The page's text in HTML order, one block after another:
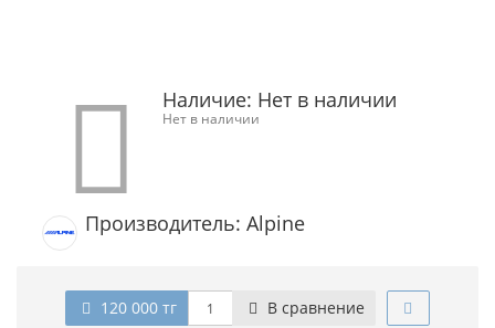
Наличие: Нет в наличии
Нет в наличии
Производитель: Alpine
120 000 тг В сравнение